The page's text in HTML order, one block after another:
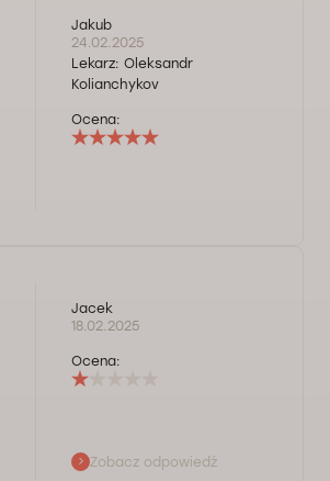
Jakub
24.02.2025
Lekarz: Oleksandr
Kolianchykov
Ocena:
Jacek
18.02.2025
Ocena:
Zobacz odpowiedź